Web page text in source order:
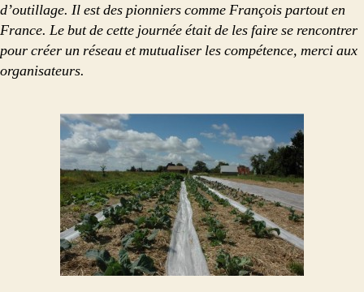
d’outillage. Il est des pionniers comme François partout en
France. Le but de cette journée était de les faire se rencontrer
pour créer un réseau et mutualiser les compétence, merci aux
organisateurs.